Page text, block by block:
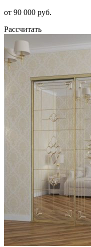
от 90 000 руб.
Рассчитать